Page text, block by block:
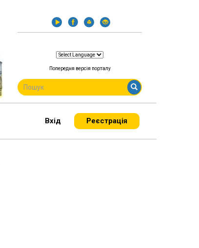
Попередня версія порталу
ПОШУКОВА
ФОРМА
Пошук
Вхід
Реєстрація